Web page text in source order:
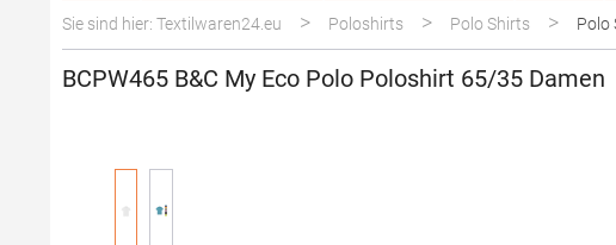
Sie sind hier: Textilwaren24.eu > Poloshirts > Polo Shirts > Polo
BCPW465 B&C My Eco Polo Poloshirt 65/35 Damen